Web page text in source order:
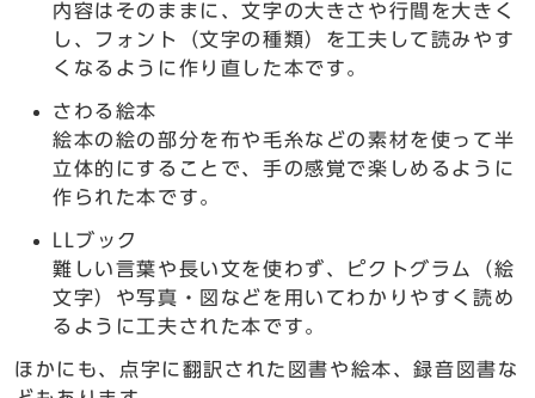
内容はそのままに、文字の大きさや行間を大きく
し、フォント（文字の種類）を工夫して読みやす
くなるように作り直した本です。
さわる絵本
絵本の絵の部分を布や毛糸などの素材を使って半
立体的にすることで、手の感覚で楽しめるように
作られた本です。
LLブック
難しい言葉や長い文を使わず、ピクトグラム（絵
文字）や写真・図などを用いてわかりやすく読め
るように工夫された本です。
ほかにも、点字に翻訳された図書や絵本、録音図書な